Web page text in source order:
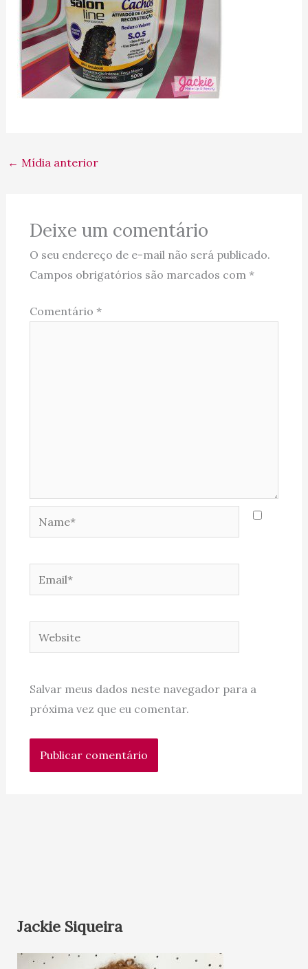
← Mídia anterior
Deixe um comentário
O seu endereço de e-mail não será publicado.
Campos obrigatórios são marcados com *
Comentário *
Name*
Email*
Website
Salvar meus dados neste navegador para a
próxima vez que eu comentar.
Jackie Siqueira